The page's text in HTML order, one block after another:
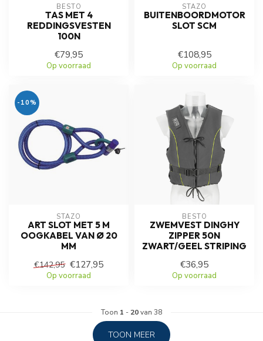
BESTO
TAS MET 4
REDDINGSVESTEN
100N
€79,95
Op voorraad
STAZO
BUITENBOORDMOTOR
SLOT SCM
€108,95
Op voorraad
-10%
STAZO
ART SLOT MET 5 M
OOGKABEL VAN Ø 20
MM
€142,95 €127,95
Op voorraad
BESTO
ZWEMVEST DINGHY
ZIPPER 50N
ZWART/GEEL STRIPING
€36,95
Op voorraad
Toon 1 - 20van 38
TOON MEER